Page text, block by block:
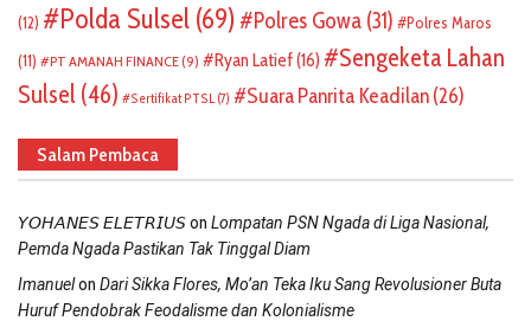
(12)
Polda Sulsel (69) Polres Gowa (31)
Polres Maros
(11)
PT AMANAH FINANCE(9) Ryan Latief(16)
Sengeketa Lahan
Sulsel (46) Sertifikat PTSL (7) Suara Panrita Keadilan(26)
Salam Pembaca
𝘠𝘖𝘏𝘈𝘕𝘌𝘚 𝘌𝘓𝘌𝘛𝘙𝘐𝘜𝘚on Lompatan PSN Ngada di Liga Nasional,
Pemda Ngada Pastikan Tak Tinggal Diam
Imanuelon Dari Sikka Flores, Mo’an Teka Iku Sang Revolusioner Buta
Huruf Pendobrak Feodalisme dan Kolonialisme